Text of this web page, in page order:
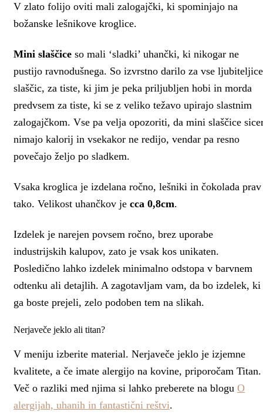
V zlato folijo oviti mali zalogajčki, ki spominjajo na
božanske lešnikove kroglice.
Mini slaščice so mali ‘sladki’ uhančki, ki nikogar ne
pustijo ravnodušnega. So izvrstno darilo za vse ljubiteljice
slaščic, za tiste, ki jim je peka priljubljen hobi in morda
predvsem za tiste, ki se z veliko težavo upirajo slastnim
zalogajčkom. Vse pa velja opozoriti, da mini slaščice
nimajo kalorij in vsekakor ne redijo, vendar pa resno
povečajo željo po sladkem.
Vsaka kroglica je izdelana ročno, lešniki in čokolada prav
tako. Velikost uhančkov je cca 0,8cm.
Izdelek je narejen povsem ročno, brez uporabe
industrijskih kalupov, zato je vsak kos unikaten.
Posledično lahko izdelek minimalno odstopa v barvnem
odtenku ali detajlih. A zagotavljam vam, da bo izdelek, ki
ga boste prejeli, zelo podoben tem na slikah.
Nerjaveče jeklo ali titan?
V meniju izberite material. Nerjaveče jeklo je izjemne
kvalitete, a če imate alergijo na kovine, priporočam Titan.
Več o razliki med njima si lahko preberete na blogu O
alergijah, uhanih in fantastični reštvi.